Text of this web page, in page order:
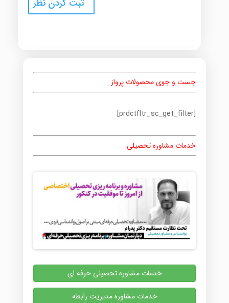
جست و جوی محصولات پرواز
[prdctfltr_sc_get_filter]
خدمات مشاوره تحصیلی
خدمات مشاوره تحصیلی حرفه ای
خدمات مشاوره مدیریت رابطه